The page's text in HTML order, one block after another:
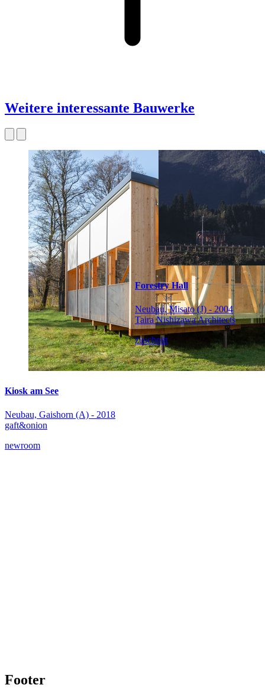
Weitere interessante Bauwerke
Kiosk am See
Neubau, Gaishorn (A) - 2018
gaft&onion
newroom
Forestry Hall
Neubau, Misato (J) - 2004
Taira Nishizawa Architects
zuschnitt
Footer